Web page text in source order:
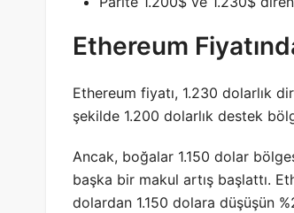
Ethereum
Ethereum fiyatı, 1.230 dolarlık
şekilde 1.200 dolarlık destek
Ancak, boğalar 1.150 dolar
başka bir makul artış başlattı.
dolardan 1.150 dolara düşüşün